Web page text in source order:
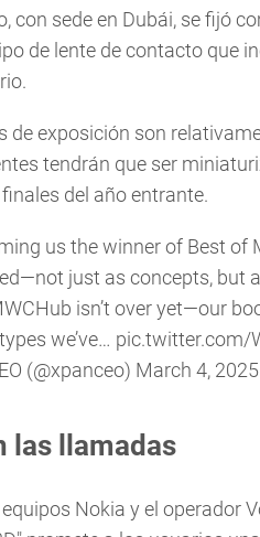
con sede en Dubái, se fijó
de lente de contacto que
de exposición son
tendrán que ser
del año entrante.
us the winner of Best of
just as concepts, but
isn’t over yet—our
we’ve… pic.twitter.com/
(@xpanceo) March 4, 2025
las llamadas
Nokia y el operador